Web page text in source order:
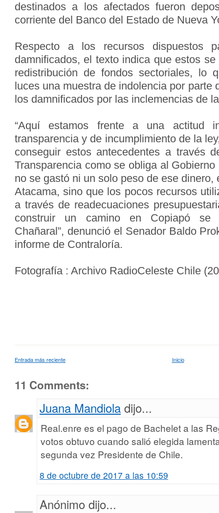
destinados a los afectados fueron
corriente del Banco del Estado de Nueva
Respecto a los recursos dispuestos
damnificados, el texto indica que estos
redistribución de fondos sectoriales, lo
luces una muestra de indolencia por parte
los damnificados por las inclemencias de
“Aquí estamos frente a una actitud
transparencia y de incumplimiento de la
conseguir estos antecedentes a través
Transparencia como se obliga al
no se gastó ni un solo peso de ese dinero,
Atacama, sino que los pocos recursos
a través de readecuaciones
construir un camino en Copiapó se
Chañaral”, denunció el Senador Baldo
informe de Contraloría.
Fotografía : Archivo RadioCeleste Chile
Entrada más reciente Inicio
11 Comments:
Juana Mandiola dijo...
Real.enre es el pago de Bachelet a las
votos obtuvo cuando salió elegida
segunda vez Presidente de Chile.
8 de octubre de 2017 a las 10:59
Anónimo dijo...